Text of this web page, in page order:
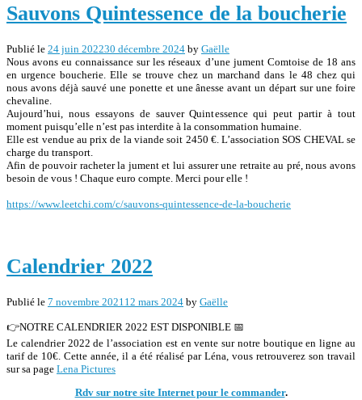
Sauvons Quintessence de la boucherie
Publié le 24 juin 202230 décembre 2024 by Gaëlle
Nous avons eu connaissance sur les réseaux d’une jument Comtoise de 18 ans
en urgence boucherie. Elle se trouve chez un marchand dans le 48 chez qui
nous avons déjà sauvé une ponette et une ânesse avant un départ sur une foire
chevaline.
Aujourd’hui, nous essayons de sauver Quintessence qui peut partir à tout
moment puisqu’elle n’est pas interdite à la consommation humaine.
Elle est vendue au prix de la viande soit 2450 €. L’association SOS CHEVAL se
charge du transport.
Afin de pouvoir racheter la jument et lui assurer une retraite au pré, nous avons
besoin de vous ! Chaque euro compte. Merci pour elle !
https://www.leetchi.com/c/sauvons-quintessence-de-la-boucherie
Calendrier 2022
Publié le 7 novembre 202112 mars 2024 by Gaëlle
👉NOTRE CALENDRIER 2022 EST DISPONIBLE 📅
Le calendrier 2022 de l’association est en vente sur notre boutique en ligne au
tarif de 10€. Cette année, il a été réalisé par Léna, vous retrouverez son travail
sur sa page Lena Pictures
Rdv sur notre site Internet pour le commander.